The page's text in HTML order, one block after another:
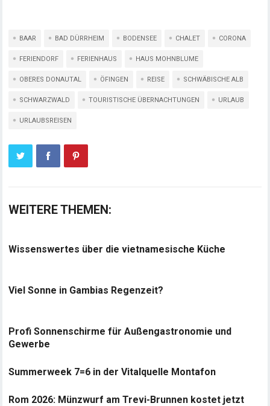
BAAR BAD DÜRRHEIM BODENSEE CHALET CORONA
FERIENDORF FERIENHAUS HAUS MOHNBLUME
OBERES DONAUTAL ÖFINGEN REISE SCHWÄBISCHE ALB
SCHWARZWALD TOURISTISCHE ÜBERNACHTUNGEN URLAUB
URLAUBSREISEN
WEITERE THEMEN:
Wissenswertes über die vietnamesische Küche
Viel Sonne in Gambias Regenzeit?
Profi Sonnenschirme für Außengastronomie und
Gewerbe
Summerweek 7=6 in der Vitalquelle Montafon
Rom 2026: Münzwurf am Trevi-Brunnen kostet jetzt